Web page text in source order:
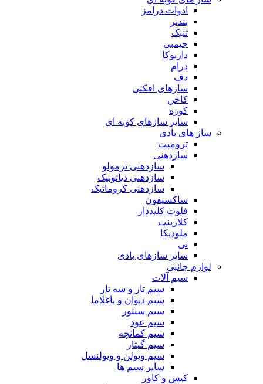
ادوات درامز
بندیر
تنبک
جیمبی
داربوکا
درام
دف
سازهای افکتی
کاخن
کوزه
سایر سازهای کوبه ای
ساز های بادی
ترومپت
سازدهنی
سازدهنی ترمولو
سازدهنی دیاتونیک
سازدهنی کروماتیک
ساکسیفون
فلوت کلیددار
کلارینت
ملودیکا
نی
سایر سازهای بادی
لوازم جانبی
سیم آلات
سیم تار و سه تار
سیم دیوان و باغلاما
سیم سنتور
سیم عود
سیم کمانچه
سیم گیتار
سیم ویولن و ویولنسل
سایر سیم ها
کیس و کاور